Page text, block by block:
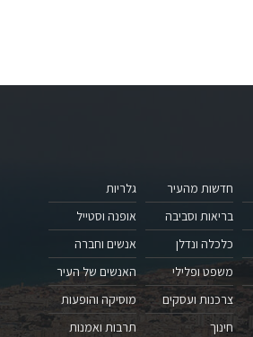
חדשות מהעיר
בריאות וסביבה
כלכלה ונדלן
משפט ופלילי
צרכנות ועסקים
חינוך
גלריות
אופנה וסטייל
אנשים וחברה
האנשים של העיר
מוסיקה והופעות
תרבות ואמנות